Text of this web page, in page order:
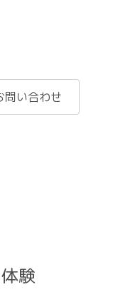
問い合わせ
験